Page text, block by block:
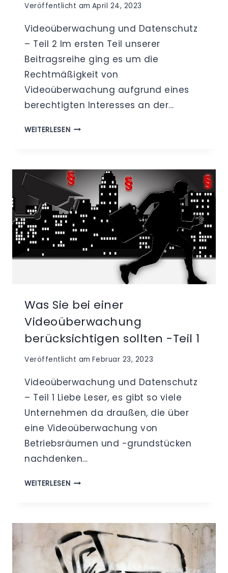
Veröffentlicht am April 24, 2023
Videoüberwachung und Datenschutz
– Teil 2 Im ersten Teil unserer
Beitragsreihe ging es um die
Rechtmäßigkeit von
Videoüberwachung aufgrund eines
berechtigten Interesses an der…
WEITERLESENWAS
VIDEOÜBERWACHUNG
BERÜCKSICHTIGEN
SOLLTEN
-
TEIL
2
Was Sie bei einer
Videoüberwachung
berücksichtigen sollten -Teil 1
Veröffentlicht am Februar 23, 2023
Videoüberwachung und Datenschutz
– Teil 1 Liebe Leser, es gibt so viele
Unternehmen da draußen, die über
eine Videoüberwachung von
Betriebsräumen und -grundstücken
nachdenken…
WEITERLESENWAS
VIDEOÜBERWACHUNG
BERÜCKSICHTIGEN
SOLLTEN
-